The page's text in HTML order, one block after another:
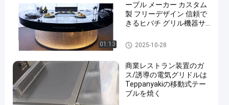
円
の
形
ホ
テ
ル
01:13
ーブル メーカー カスタム
製 フリーデザイン 信頼で
きるヒバチ グリル機器サ
Teppanyakiのグリルのテーブ
ル
2025-10-28
商業レストラン装置のガ
ス/誘導の電気グリドルは
Teppanyakiの移動式テー
ブルを焼く